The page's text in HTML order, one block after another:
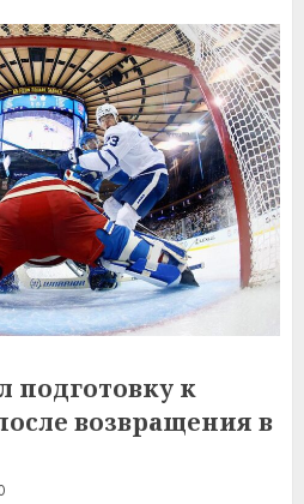
подготовку к
возвращения в